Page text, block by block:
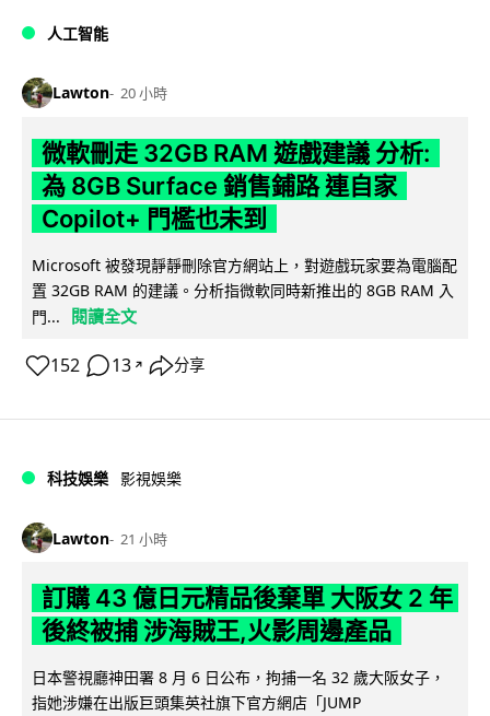
人工智能
Lawton 20 小時
微軟刪走 32GB RAM 遊戲建議 分析:
為 8GB Surface 銷售鋪路 連自家
Copilot+ 門檻也未到
Microsoft 被發現靜靜刪除官方網站上，對遊戲玩家要為電腦配
置 32GB RAM 的建議。分析指微軟同時新推出的 8GB RAM 入
門...
閱讀全文
152 13 ↗ 分享
科技娛樂 影視娛樂
Lawton 21 小時
訂購 43 億日元精品後棄單 大阪女 2 年
後終被捕 涉海賊王,火影周邊產品
日本警視廳神田署 8 月 6 日公布，拘捕一名 32 歲大阪女子，
指她涉嫌在出版巨頭集英社旗下官方網店「JUMP